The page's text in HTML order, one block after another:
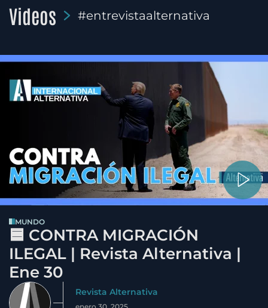
Videos #entrevistaalternativa
MUNDO
🟦 CONTRA MIGRACIÓN
ILEGAL | Revista Alternativa |
Ene 30
Revista Alternativa